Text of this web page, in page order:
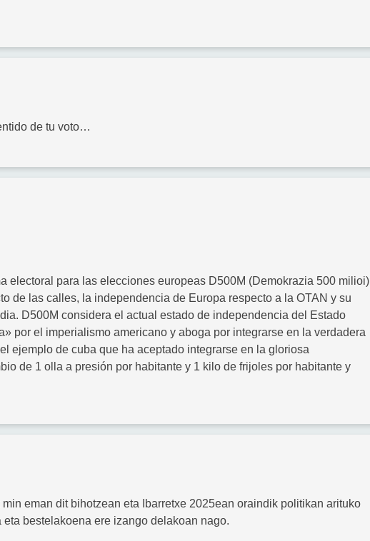
de tu voto…
electoral para las elecciones europeas D500M (Demokrazia 500 milioi)
de las calles, la independencia de Europa respecto a la OTAN y su
D500M considera el actual estado de independencia del Estado
por el imperialismo americano y aboga por integrarse en la verdadera
ejemplo de cuba que ha aceptado integrarse en la gloriosa
de 1 olla a presión por habitante y 1 kilo de frijoles por habitante y
eman dit bihotzean eta Ibarretxe 2025ean oraindik politikan arituko
bestelakoena ere izango delakoan nago.